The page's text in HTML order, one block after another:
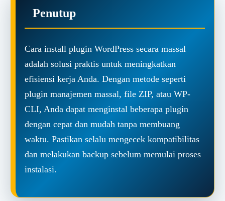
Penutup
Cara install plugin WordPress secara massal
adalah solusi praktis untuk meningkatkan
efisiensi kerja Anda. Dengan metode seperti
plugin manajemen massal, file ZIP, atau WP-
CLI, Anda dapat menginstal beberapa plugin
dengan cepat dan mudah tanpa membuang
waktu. Pastikan selalu mengecek kompatibilitas
dan melakukan backup sebelum memulai proses
instalasi.